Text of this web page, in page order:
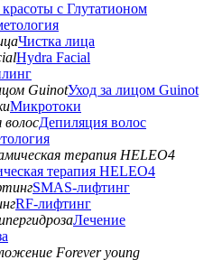
с Глутатионом
Чистка лица
Hydra Facial
Уход за лицом Guinot
Микротоки
Депиляция волос
терапия HELEO4
SMAS-лифтинг
RF-лифтинг
Лечение